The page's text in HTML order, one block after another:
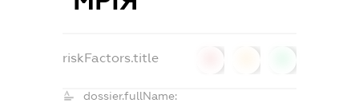
riskFactors.title
dossier.fullName: